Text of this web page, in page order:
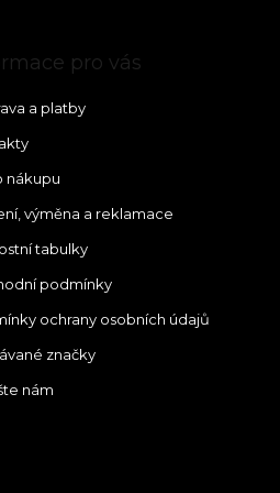
pro vás
a platby
nákupu
výměna a reklamace
tabulky
podmínky
ochrany osobních údajů
značky
nám